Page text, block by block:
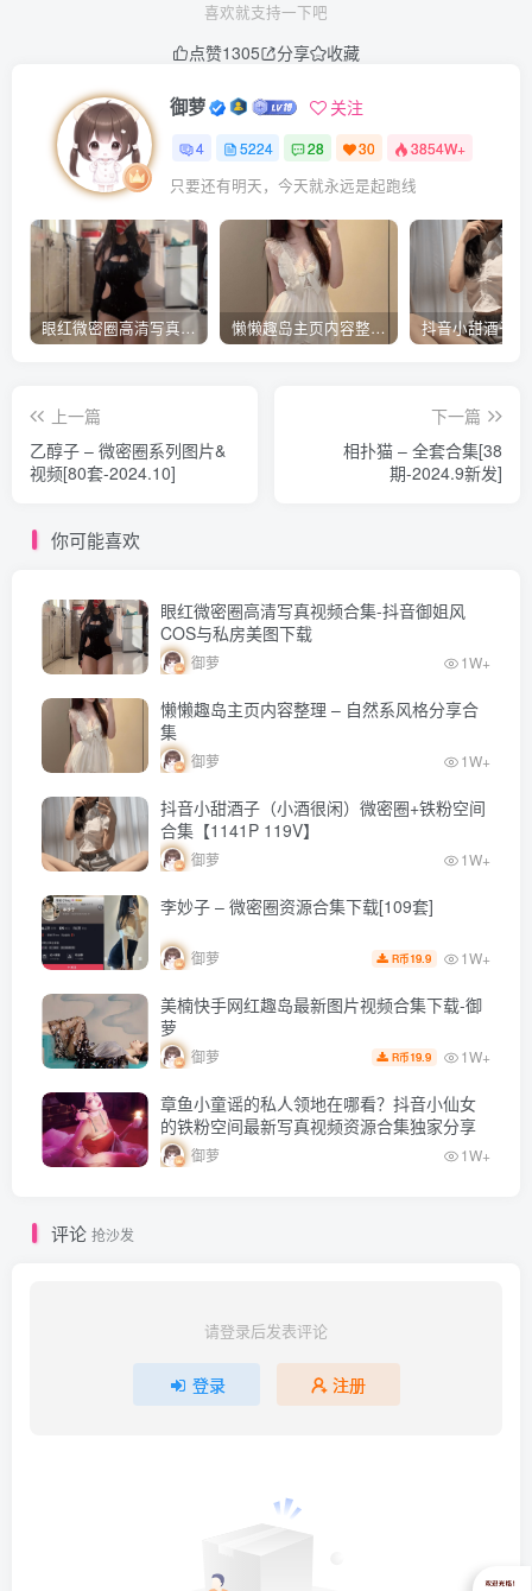
喜欢就支持一下吧
点赞1305 分享 收藏
御萝 关注
4 5224 28 30 3854W+
只要还有明天，今天就永远是起跑线
眼红微密圈高清写真视频合集-抖音御姐风COS与私房美图下载 懒懒趣岛主页内容整理 – 自然系风格分享合集
上一篇
乙醇子 – 微密圈系列图片&
视频[80套-2024.10]
下一篇
相扑猫 – 全套合集[38
期-2024.9新发]
你可能喜欢
眼红微密圈高清写真视频合集-抖音御姐风
COS与私房美图下载
御萝 1W+
懒懒趣岛主页内容整理 – 自然系风格分享合
集
御萝 1W+
抖音小甜酒子（小酒很闲）微密圈+铁粉空间
合集【1141P 119V】
御萝 1W+
李妙子 – 微密圈资源合集下载[109套]
御萝 R币19.9 1W+
美楠快手网红趣岛最新图片视频合集下载-御
萝
御萝 R币19.9 1W+
章鱼小童谣的私人领地在哪看？抖音小仙女
的铁粉空间最新写真视频资源合集独家分享
御萝 1W+
评论 抢沙发
请登录后发表评论
登录 注册